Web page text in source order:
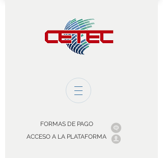
ACCESO A LA PLATAFORMA
FORMAS DE PAGO